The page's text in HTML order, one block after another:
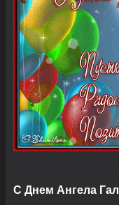
С Днем Ангела